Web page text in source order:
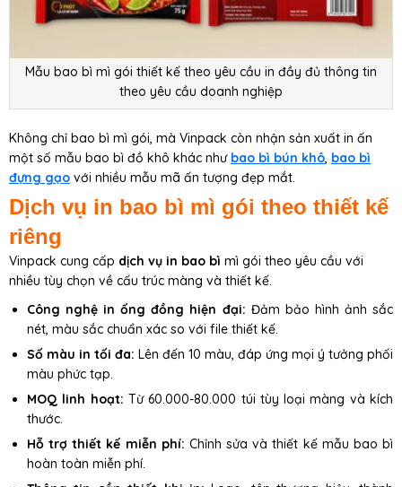
Mẫu bao bì mì gói thiết kế theo yêu cầu in đầy đủ thông tin
theo yêu cầu doanh nghiệp
Không chỉ bao bì mì gói, mà Vinpack còn nhận sản xuất in ấn
một số mẫu bao bì đồ khô khác như bao bì bún khô, bao bì
đựng gạo với nhiều mẫu mã ấn tượng đẹp mắt.
Dịch vụ in bao bì mì gói theo thiết kế
riêng
Vinpack cung cấp dịch vụ in bao bì mì gói theo yêu cầu với
nhiều tùy chọn về cấu trúc màng và thiết kế.
Công nghệ in ống đồng hiện đại: Đảm bảo hình ảnh sắc
nét, màu sắc chuẩn xác so với file thiết kế.
Số màu in tối đa: Lên đến 10 màu, đáp ứng mọi ý tưởng phối
màu phức tạp.
MOQ linh hoạt: Từ 60.000-80.000 túi tùy loại màng và kích
thước.
Hỗ trợ thiết kế miễn phí: Chỉnh sửa và thiết kế mẫu bao bì
hoàn toàn miễn phí.